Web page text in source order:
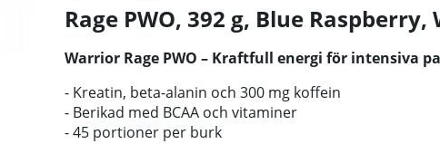
Rage PWO, 392 g, Blue Raspberry,
Warrior Rage PWO – Kraftfull energi för intensiva
- Kreatin, beta-alanin och 300 mg koffein
- Berikad med BCAA och vitaminer
- 45 portioner per burk